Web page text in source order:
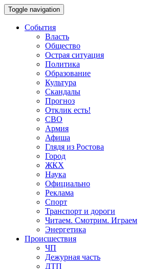
Toggle navigation
События
Власть
Общество
Острая ситуация
Политика
Образование
Культура
Скандалы
Прогноз
Отклик есть!
СВО
Армия
Афиша
Глядя из Ростова
Город
ЖКХ
Наука
Официально
Реклама
Спорт
Транспорт и дороги
Читаем. Смотрим. Играем
Энергетика
Происшествия
ЧП
Дежурная часть
ДТП